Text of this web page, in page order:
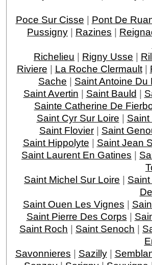
Poce Sur Cisse | Pont De
Pussigny | Razines |
Richelieu | Rigny Usse |
Riviere | La Roche Clermault|
Sache | Saint Antoine Du
Saint Avertin | Saint Bauld |
Sainte Catherine De
Saint Cyr Sur Loire | Saint
Saint Flovier | Saint
Saint Hippolyte | Saint Jean
Saint Laurent En Gatines |
Saint Michel Sur Loire |
Saint Ouen Les Vignes |
Saint Pierre Des Corps |
Saint Roch | Saint Senoch |
Savonnieres | Sazilly|